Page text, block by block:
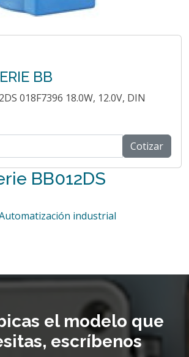
BB
018F7396 18.0W, 12.0V, DIN
Cotizar
BB012DS
industrial
el modelo que
escríbenos